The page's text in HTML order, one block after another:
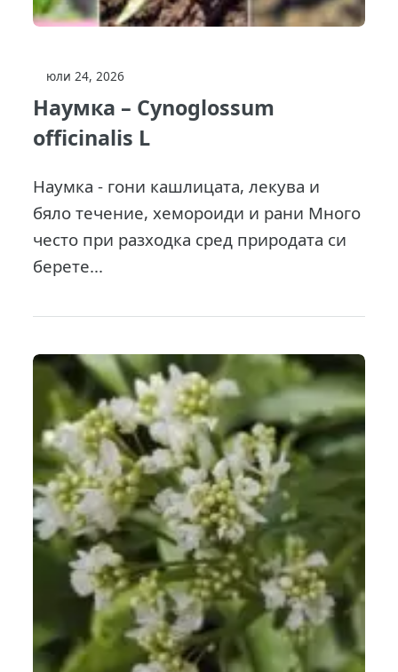
юли 24, 2026
Наумка – Сynoglossum
officinalis L
Наумка - гони кашлицата, лекува и
бяло течение, хемороиди и рани Много
често при разходка сред природата си
берете...